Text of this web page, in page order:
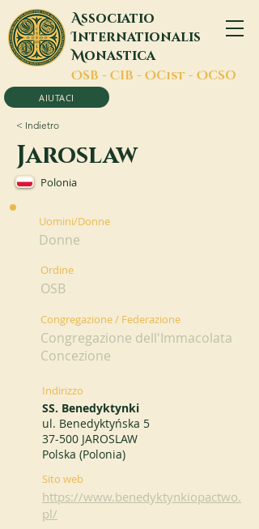
Associatio
Internationalis
Monastica
OSB - CIB - OCist - OCSO
AIUTACI
< Indietro
Jaroslaw
Polonia
Uomini/Donne
Donne
Ordine
OSB
Congregazione / Federazione
Congregazione dell'Immacolata
Concezione
Indirizzo
SS. Benedyktynki
ul. Benedyktyńska 5
37-500 JAROSLAW
Polska (Polonia)
Sito web
https://www.benedyktynkiopactwo.
pl/